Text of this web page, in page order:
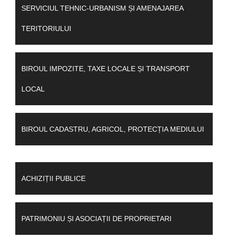
SERVICIUL TEHNIC-URBANISM ȘI AMENAJAREA
TERITORIULUI
BIROUL IMPOZITE, TAXE LOCALE ȘI TRANSPORT
LOCAL
BIROUL CADASTRU, AGRICOL, PROTECȚIA MEDIULUI
ACHIZIȚII PUBLICE
PATRIMONIU ȘI ASOCIAȚII DE PROPRIETARI